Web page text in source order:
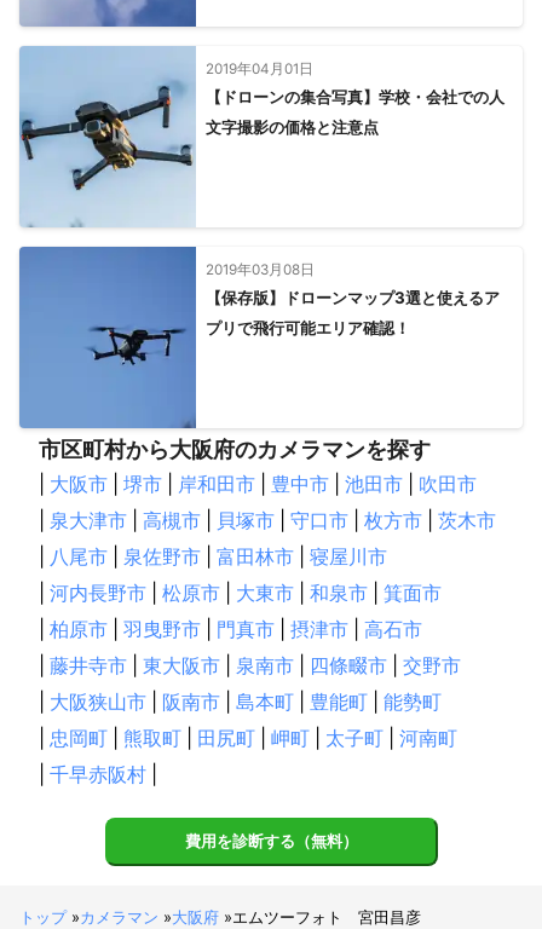
2019年04月01日
【ドローンの集合写真】学校・会社での人
文字撮影の価格と注意点
2019年03月08日
【保存版】ドローンマップ3選と使えるア
プリで飛行可能エリア確認！
市区町村から大阪府のカメラマンを探す
大阪市 堺市 岸和田市 豊中市 池田市
吹田市
泉大津市 高槻市 貝塚市 守口市 枚方市
茨木市
八尾市 泉佐野市 富田林市
寝屋川市
河内長野市 松原市 大東市 和泉市
箕面市
柏原市 羽曳野市 門真市 摂津市
高石市
藤井寺市 東大阪市 泉南市 四條畷市
交野市
大阪狭山市 阪南市 島本町 豊能町
能勢町
忠岡町 熊取町 田尻町 岬町 太子町
河南町
千早赤阪村
費用を診断する（無料）
トップ»カメラマン »大阪府 »エムツーフォト 宮田昌彦